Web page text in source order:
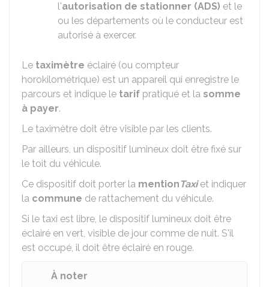
l'autorisation de stationner (ADS) et le
ou les départements où le conducteur est
autorisé à exercer.
Le taximètre éclairé (ou compteur
horokilométrique) est un appareil qui enregistre le
parcours et indique le tarif pratiqué et la somme
à payer.
Le taximètre doit être visible par les clients.
Par ailleurs, un dispositif lumineux doit être fixé sur
le toit du véhicule.
Ce dispositif doit porter la mention Taxiet indiquer
la commune de rattachement du véhicule.
Si le taxi est libre, le dispositif lumineux doit être
éclairé en vert, visible de jour comme de nuit. S'il
est occupé, il doit être éclairé en rouge.
À noter